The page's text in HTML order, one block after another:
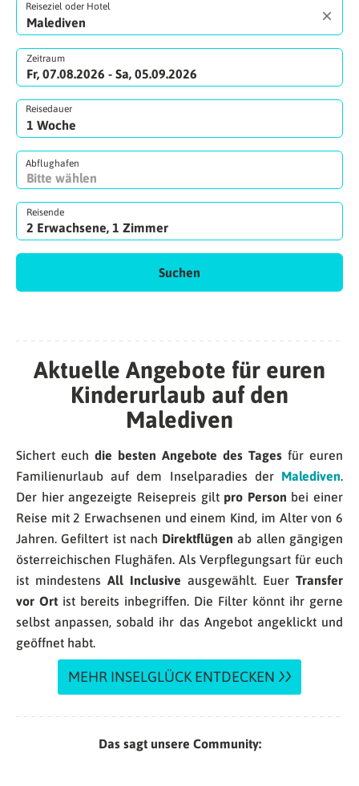
Reiseziel oder Hotel
Zeitraum
Fr, 07.08.2026 - Sa, 05.09.2026
Reisedauer
Abflughafen
Reisende
2 Erwachsene, 1 Zimmer
Suchen
Aktuelle Angebote für euren
Kinderurlaub auf den
Malediven
Sichert euch die besten Angebote des Tages für euren
Familienurlaub auf dem Inselparadies der Malediven.
Der hier angezeigte Reisepreis gilt pro Person bei einer
Reise mit 2 Erwachsenen und einem Kind, im Alter von 6
Jahren. Gefiltert ist nach Direktflügen ab allen gängigen
österreichischen Flughäfen. Als Verpflegungsart für euch
ist mindestens All Inclusive ausgewählt. Euer Transfer
vor Ort ist bereits inbegriffen. Die Filter könnt ihr gerne
selbst anpassen, sobald ihr das Angebot angeklickt und
geöffnet habt.
MEHR INSELGLÜCK ENTDECKEN
Das sagt unsere Community: